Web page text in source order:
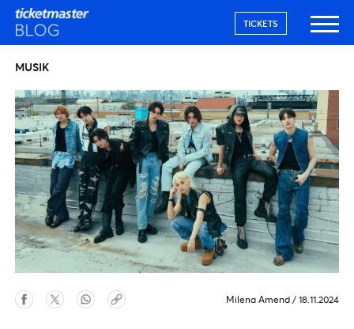
TICKETS
MUSIK
Milena Amend / 18.11.2024